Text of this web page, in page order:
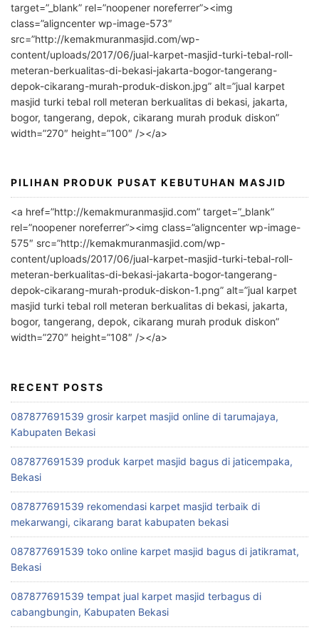
r
n
a
t
i
v
target=”_blank” rel=”noopener noreferrer”><img
class=”aligncenter wp-image-573″
src=”http://kemakmuranmasjid.com/wp-
content/uploads/2017/06/jual-karpet-masjid-turki-tebal-roll-
meteran-berkualitas-di-bekasi-jakarta-bogor-tangerang-
depok-cikarang-murah-produk-diskon.jpg” alt=”jual karpet
masjid turki tebal roll meteran berkualitas di bekasi, jakarta,
bogor, tangerang, depok, cikarang murah produk diskon”
width=”270″ height=”100″ /></a>
PILIHAN PRODUK PUSAT KEBUTUHAN MASJID
<a href=”http://kemakmuranmasjid.com” target=”_blank”
rel=”noopener noreferrer”><img class=”aligncenter wp-image-
575″ src=”http://kemakmuranmasjid.com/wp-
content/uploads/2017/06/jual-karpet-masjid-turki-tebal-roll-
meteran-berkualitas-di-bekasi-jakarta-bogor-tangerang-
depok-cikarang-murah-produk-diskon-1.png” alt=”jual karpet
masjid turki tebal roll meteran berkualitas di bekasi, jakarta,
bogor, tangerang, depok, cikarang murah produk diskon”
width=”270″ height=”108″ /></a>
RECENT POSTS
087877691539 grosir karpet masjid online di tarumajaya,
Kabupaten Bekasi
087877691539 produk karpet masjid bagus di jaticempaka,
Bekasi
087877691539 rekomendasi karpet masjid terbaik di
mekarwangi, cikarang barat kabupaten bekasi
087877691539 toko online karpet masjid bagus di jatikramat,
Bekasi
087877691539 tempat jual karpet masjid terbagus di
cabangbungin, Kabupaten Bekasi